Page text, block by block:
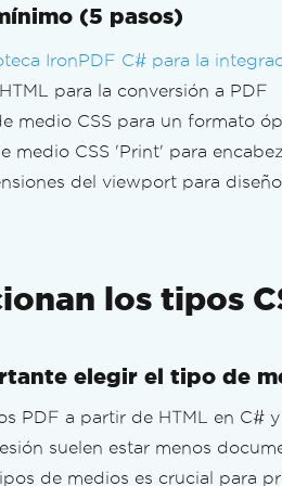
Texto y Regiones
Diseño de PDF
y Editar Anotaciones
Texto e Imágenes
de Agua
y Primeros Planos
PDFs
de Varias Páginas
Complementaria
y Quitar Adjuntos
(5 pasos)
IronPDF C# para la
para la conversión a PDF
medio CSS para un formato
medio CSS 'Print' para
del viewport para
los tipos
elegir el tipo de
PDF a partir de HTML en
suelen estar menos
de medios es crucial para